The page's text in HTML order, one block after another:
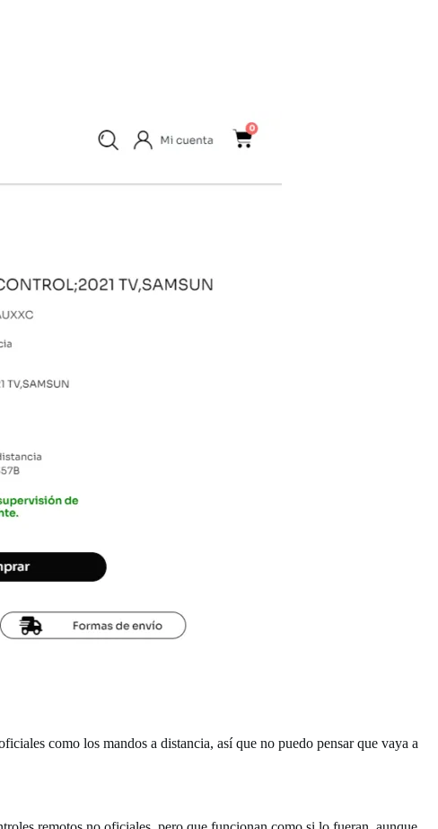
como los mandos a distancia, así que no puedo pensar que vaya a